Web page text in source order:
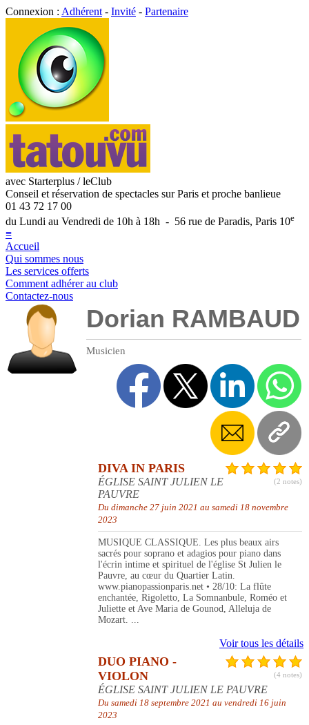
Connexion : Adhérent - Invité - Partenaire
avec Starterplus / leClub
Conseil et réservation de spectacles sur Paris et proche banlieue
01 43 72 17 00
du Lundi au Vendredi de 10h à 18h - 56 rue de Paradis, Paris 10e
≡
Accueil
Qui sommes nous
Les services offerts
Comment adhérer au club
Contactez-nous
Dorian RAMBAUD
Musicien
(2 notes)
DIVA IN PARIS
ÉGLISE SAINT JULIEN LE
PAUVRE
Du dimanche 27 juin 2021 au samedi 18 novembre
2023
MUSIQUE CLASSIQUE. Les plus beaux airs
sacrés pour soprano et adagios pour piano dans
l'écrin intime et spirituel de l'église St Julien le
Pauvre, au cœur du Quartier Latin.
www.pianopassionparis.net • 28/10: La flûte
enchantée, Rigoletto, La Somnanbule, Roméo et
Juliette et Ave Maria de Gounod, Alleluja de
Mozart. ...
Voir tous les détails
(4 notes)
DUO PIANO -
VIOLON
ÉGLISE SAINT JULIEN LE PAUVRE
Du samedi 18 septembre 2021 au vendredi 16 juin
2023